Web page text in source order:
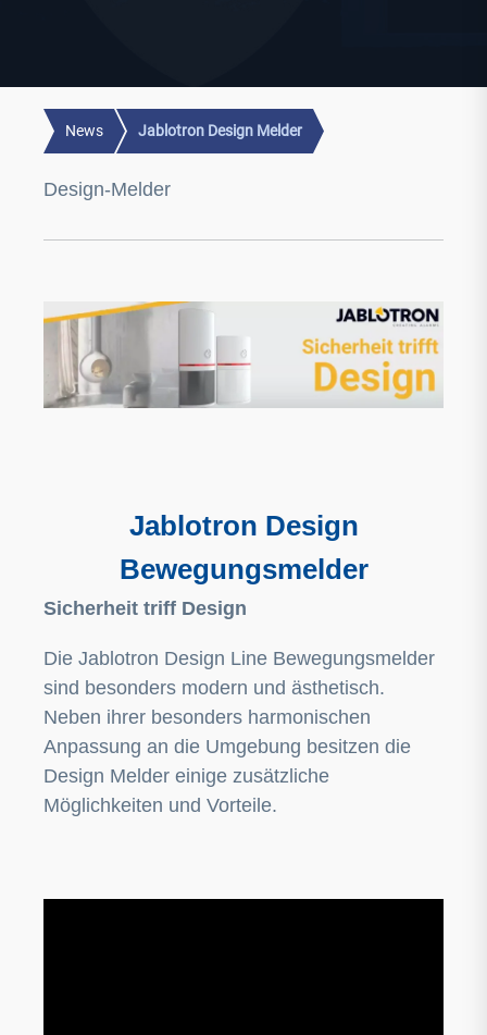
News Jablotron Design Melder
Design-Melder
Jablotron Design
Bewegungsmelder
Sicherheit triff Design
Die Jablotron Design Line Bewegungsmelder
sind besonders modern und ästhetisch.
Neben ihrer besonders harmonischen
Anpassung an die Umgebung besitzen die
Design Melder einige zusätzliche
Möglichkeiten und Vorteile.